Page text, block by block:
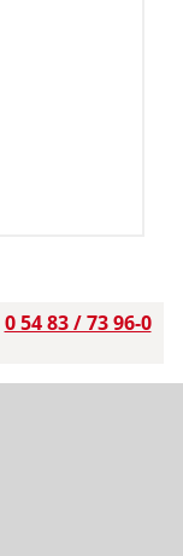
0 54 83 / 73 96-0